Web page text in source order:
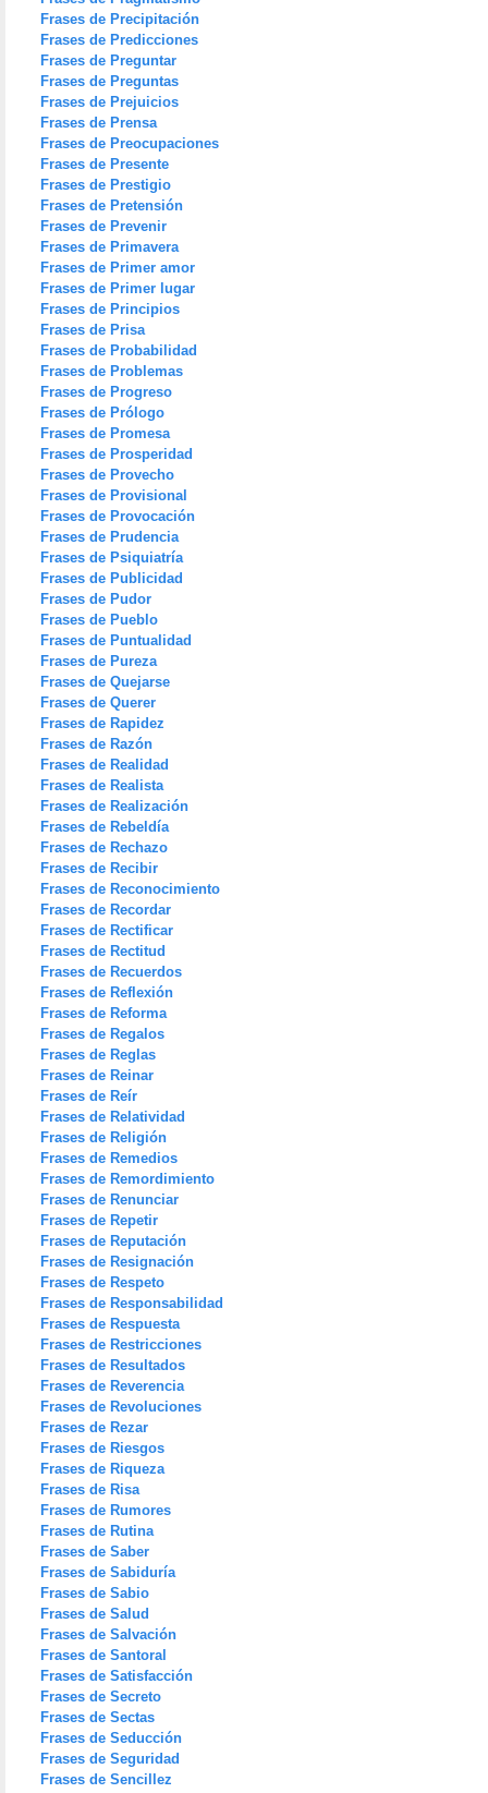
Frases de Precipitación
Frases de Predicciones
Frases de Preguntar
Frases de Preguntas
Frases de Prejuicios
Frases de Prensa
Frases de Preocupaciones
Frases de Presente
Frases de Prestigio
Frases de Pretensión
Frases de Prevenir
Frases de Primavera
Frases de Primer amor
Frases de Primer lugar
Frases de Principios
Frases de Prisa
Frases de Probabilidad
Frases de Problemas
Frases de Progreso
Frases de Prólogo
Frases de Promesa
Frases de Prosperidad
Frases de Provecho
Frases de Provisional
Frases de Provocación
Frases de Prudencia
Frases de Psiquiatría
Frases de Publicidad
Frases de Pudor
Frases de Pueblo
Frases de Puntualidad
Frases de Pureza
Frases de Quejarse
Frases de Querer
Frases de Rapidez
Frases de Razón
Frases de Realidad
Frases de Realista
Frases de Realización
Frases de Rebeldía
Frases de Rechazo
Frases de Recibir
Frases de Reconocimiento
Frases de Recordar
Frases de Rectificar
Frases de Rectitud
Frases de Recuerdos
Frases de Reflexión
Frases de Reforma
Frases de Regalos
Frases de Reglas
Frases de Reinar
Frases de Reír
Frases de Relatividad
Frases de Religión
Frases de Remedios
Frases de Remordimiento
Frases de Renunciar
Frases de Repetir
Frases de Reputación
Frases de Resignación
Frases de Respeto
Frases de Responsabilidad
Frases de Respuesta
Frases de Restricciones
Frases de Resultados
Frases de Reverencia
Frases de Revoluciones
Frases de Rezar
Frases de Riesgos
Frases de Riqueza
Frases de Risa
Frases de Rumores
Frases de Rutina
Frases de Saber
Frases de Sabiduría
Frases de Sabio
Frases de Salud
Frases de Salvación
Frases de Santoral
Frases de Satisfacción
Frases de Secreto
Frases de Sectas
Frases de Seducción
Frases de Seguridad
Frases de Sencillez